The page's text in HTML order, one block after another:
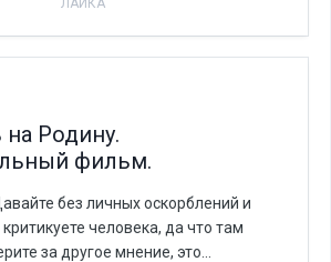
Родину.
фильм.
без личных оскорблений и
человека, да что там
за другое мнение, это...